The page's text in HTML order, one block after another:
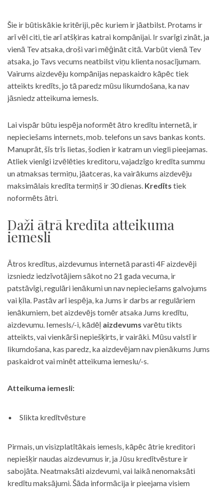
Šie ir būtiskākie kritēriji, pēc kuriem ir jāatbilst. Protams ir
arī vēl citi, tie arī atšķiras katrai kompānijai. Ir svarīgi zināt, ja
vienā Tev atsaka, droši vari mēģināt citā. Varbūt vienā Tev
atsaka, jo Tavs vecums neatbilst viņu klienta nosacījumam.
Vairums aizdevēju kompānijas nepaskaidro kāpēc tiek
atteikts kredīts, jo tā paredz mūsu likumdošana, ka nav
jāsniedz atteikuma iemesls.
Lai vispār būtu iespēja noformēt ātro kredītu internetā, ir
nepieciešams internets, mob. telefons un savs bankas konts.
Manuprāt, šīs trīs lietas, šodien ir katram un viegli pieejamas.
Atliek vienīgi izvēlēties kreditoru, vajadzīgo kredīta summu
un atmaksas termiņu, jāatceras, ka vairākums aizdevēju
maksimālais kredīta termiņš ir 30 dienas. Kredīts tiek
noformēts ātri.
Daži ātrā kredīta atteikuma
iemesli
Ātros kredītus, aizdevumus internetā parasti 4F aizdevēji
izsniedz iedzīvotājiem sākot no 21 gada vecuma, ir
patstāvīgi, regulāri ienākumi un nav nepieciešams galvojums
vai ķīla. Pastāv arī iespēja, ka Jums ir darbs ar regulāriem
ienākumiem, bet aizdevējs tomēr atsaka Jums kredītu,
aizdevumu. Iemesls/-i, kādēļ aizdevums varētu tikts
atteikts, vai vienkārši nepiešķirts, ir vairāki. Mūsu valstī ir
likumdošana, kas paredz, ka aizdevējam nav pienākums Jums
paskaidrot vai minēt atteikuma iemeslu/-s.
Atteikuma iemesli:
Slikta kredītvēsture
Pirmais, un visizplatītākais iemesls, kāpēc ātrie kreditori
nepiešķir naudas aizdevumus ir, ja Jūsu kredītvēsture ir
sabojāta. Neatmaksāti aizdevumi, vai laikā nenomaksāti
kredītu maksājumi. Šāda informācija ir pieejama visiem